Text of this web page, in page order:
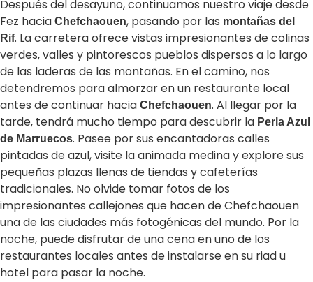
Después del desayuno, continuamos nuestro viaje desde
Fez hacia Chefchaouen, pasando por las montañas del
Rif. La carretera ofrece vistas impresionantes de colinas
verdes, valles y pintorescos pueblos dispersos a lo largo
de las laderas de las montañas. En el camino, nos
detendremos para almorzar en un restaurante local
antes de continuar hacia Chefchaouen. Al llegar por la
tarde, tendrá mucho tiempo para descubrir la Perla Azul
de Marruecos. Pasee por sus encantadoras calles
pintadas de azul, visite la animada medina y explore sus
pequeñas plazas llenas de tiendas y cafeterías
tradicionales. No olvide tomar fotos de los
impresionantes callejones que hacen de Chefchaouen
una de las ciudades más fotogénicas del mundo. Por la
noche, puede disfrutar de una cena en uno de los
restaurantes locales antes de instalarse en su riad u
hotel para pasar la noche.